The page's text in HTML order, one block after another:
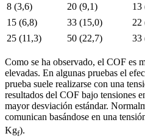
8 (3,6)
20 (9,1) 13
15 (6,8)
33 (15,0) 22
25 (11,3)
50 (22,7) 33
Como se ha observado, el COF es
elevadas. En algunas pruebas el
prueba suele realizarse con una
resultados del COF bajo tensiones
mayor desviación estándar.
comunican basándose en una
Kgf).